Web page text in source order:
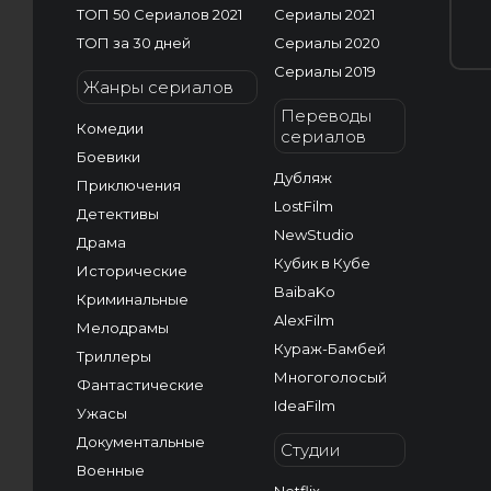
ТОП 50 Сериалов 2021
ТОП за 30 дней
Жанры сериалов
Комедии
Боевики
Приключения
Детективы
Драма
Исторические
Криминальные
Мелодрамы
Триллеры
Фантастические
Ужасы
Документальные
Военные
Сериалы 2021
Сериалы 2020
Сериалы 2019
Переводы
сериалов
Дубляж
LostFilm
NewStudio
Кубик в Кубе
BaibaKo
AlexFilm
Кураж-Бамбей
Многоголосый
IdeaFilm
Студии